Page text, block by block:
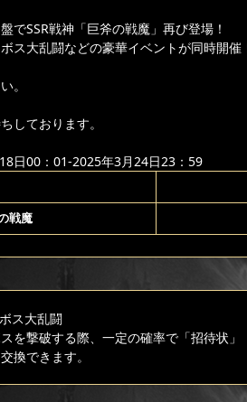
でSSR戦神「巨斧の戦魔」再び登場！
ス大乱闘などの豪華イベントが同時開催
。
しております。
日00：01-2025年3月24日23：59
戦魔
ス大乱闘
を撃破する際、一定の確率で「招待状
換できます。